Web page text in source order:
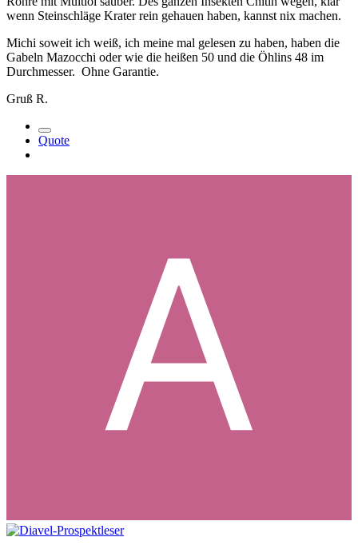
wenn Steinschläge Krater rein gehauen haben, kannst nix machen.
Michi soweit ich weiß, ich meine mal gelesen zu haben, haben die
Gabeln Mazocchi oder wie die heißen 50 und die Öhlins 48 im
Durchmesser. Ohne Garantie.
Gruß R.
Quote